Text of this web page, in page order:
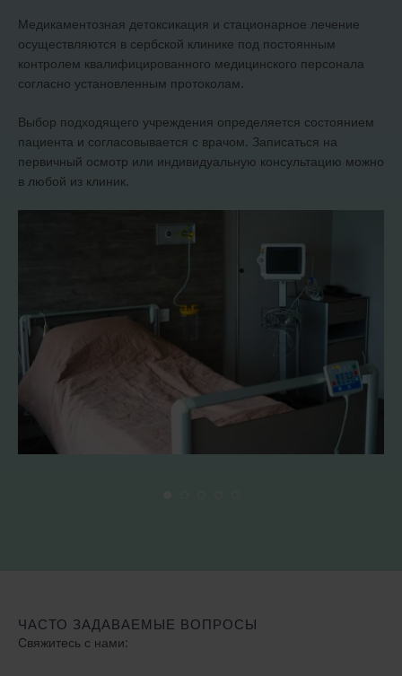
Медикаментозная детоксикация и стационарное лечение
осуществляются в сербской клинике под постоянным
контролем квалифицированного медицинского персонала
согласно установленным протоколам.
Выбор подходящего учреждения определяется состоянием
пациента и согласовывается с врачом. Записаться на
первичный осмотр или индивидуальную консультацию можно
в любой из клиник.
ЧАСТО ЗАДАВАЕМЫЕ ВОПРОСЫ
Cвяжитесь с нами: